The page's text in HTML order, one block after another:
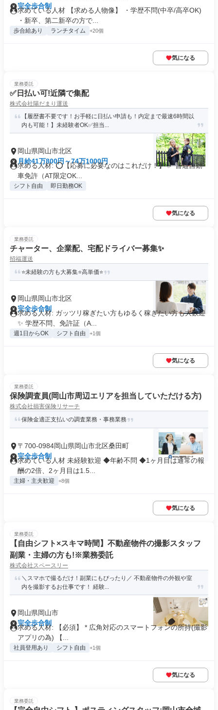
完全歩合制
求めている人材 【求める人物像】 ・学歴不問(中卒/高卒OK)
・新卒、第二新卒の方で...
歩合給あり ランチタイム +20個
気になる
業務委託
✅日払い可!近隣で集配
株式会社陽だまり運送
【履歴書不要です！お手軽に日払い申請も！内定まで最速6時間以
内も可能！】未経験者OK✅担当...
岡山県岡山市北区
月給41万800円～74万1000円
求める人材: ⭕️【応募に必要なのはこれだけ！】 ✅ 普通自動
車免許（AT限定OK...
シフト自由 即日勤務OK
気になる
業務委託
チャーター、企業配、宅配ドライバー募集✨
招福運送
⭐️未経験の方も大募集⭐️高単価⭐️
岡山県岡山市北区
完全歩合制
求める人材: ガッツリ稼ぎたい方もゆるく稼ぎたい方も大歓迎
✨ 学歴不問、免許証（A...
週1日からOK シフト自由 +1個
気になる
業務委託
保険調査員(岡山市周辺エリアを担当していただける方)
株式会社損害保険リサーチ
保険金適正支払いの調査業務・事務業務
〒700-0984岡山県岡山市北区桑田町
完全歩合制
求めている人材 未経験歓迎 ◆年齢不問 ◆1ヶ月目は通常の報
酬の2倍、2ヶ月目は1.5...
主婦・主夫歓迎 +8個
気になる
業務委託
【自由シフト×スキマ時間】不動産物件の撮影スタッフ
副業・主婦の方も!※業務委託
株式会社スペースリー
＼スマホで撮るだけ！副業にもぴったり／ 不動産物件の外観や室
内を撮影するお仕事です！ 経験...
岡山県岡山市
完全歩合制
求める人材: 【必須】 * 広角対応のスマートフォンの所持(撮影
アプリの為) 【...
社員登用あり シフト自由 +1個
気になる
業務委託